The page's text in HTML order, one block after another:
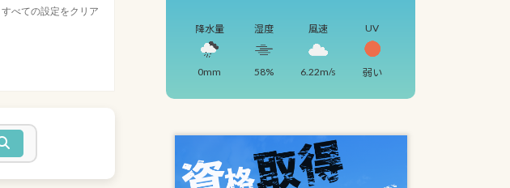
すべての設定をクリア
降水量
0mm
湿度
58%
風速
6.22m/s
UV
弱い